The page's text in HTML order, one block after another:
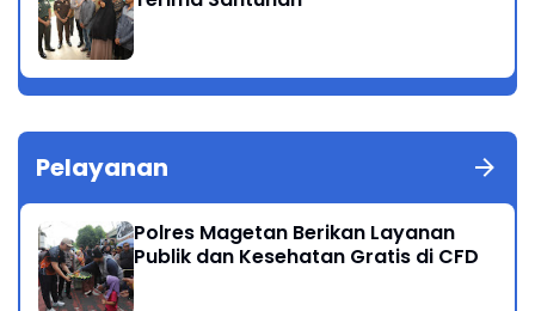
Pelayanan
Polres Magetan Berikan Layanan
Publik dan Kesehatan Gratis di CFD